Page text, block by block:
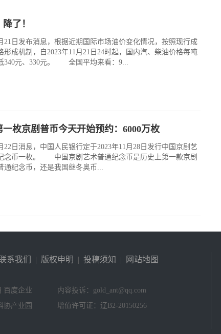
了！
日发布消息，根据近期国际市场油价变化情况，按照现行成
形成机制，自2023年11月21日24时起，国内汽、柴油价格每吨
340元、330元。 全国平均来看：9...
一枚京剧普币今天开始预约：6000万枚
日消息，中国人民银行定于2023年11月28日发行中国京剧艺
念币一枚。 中国京剧艺术普通纪念币是历史上第一款京剧
通纪念币，还是我国继冬奥币...
系我们 | 版权申明 | 投稿须知 | 网站地图
百度企业
内容投诉：gold_ant@qq.com
协产业园
增值许可证：辽B2-20150256